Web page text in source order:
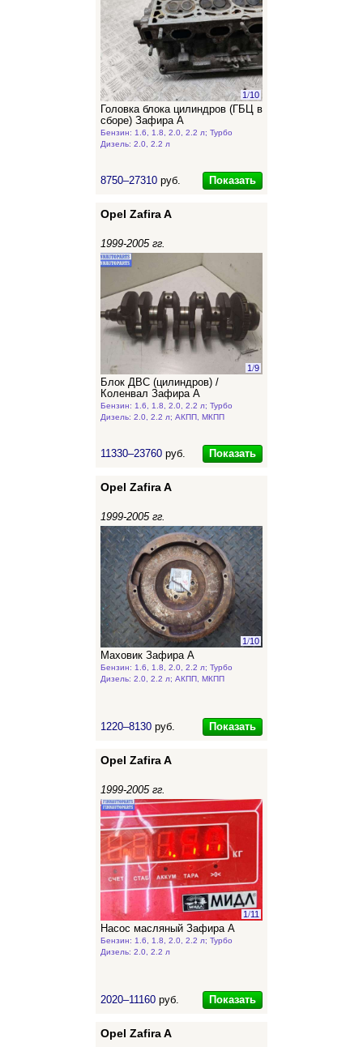
1/10
Головка блока цилиндров (ГБЦ в
сборе) Зафира А
Бензин: 1.6, 1.8, 2.0, 2.2 л; Турбо
Дизель: 2.0, 2.2 л
8750–27310 руб. Показать
Opel Zafira A
1999-2005 гг.
1/9
Блок ДВС (цилиндров) /
Коленвал Зафира А
Бензин: 1.6, 1.8, 2.0, 2.2 л; Турбо
Дизель: 2.0, 2.2 л; АКПП, МКПП
11330–23760 руб. Показать
Opel Zafira A
1999-2005 гг.
1/10
Маховик Зафира А
Бензин: 1.6, 1.8, 2.0, 2.2 л; Турбо
Дизель: 2.0, 2.2 л; АКПП, МКПП
1220–8130 руб. Показать
Opel Zafira A
1999-2005 гг.
1/11
Насос масляный Зафира А
Бензин: 1.6, 1.8, 2.0, 2.2 л; Турбо
Дизель: 2.0, 2.2 л
2020–11160 руб. Показать
Opel Zafira A